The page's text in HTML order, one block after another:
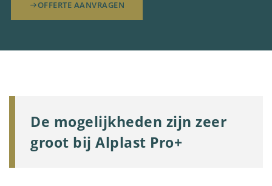
OFFERTE AANVRAGEN
De mogelijkheden zijn zeer
groot bij Alplast Pro+